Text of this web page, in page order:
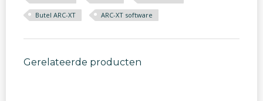
Butel ARC-XT
ARC-XT software
Gerelateerde producten